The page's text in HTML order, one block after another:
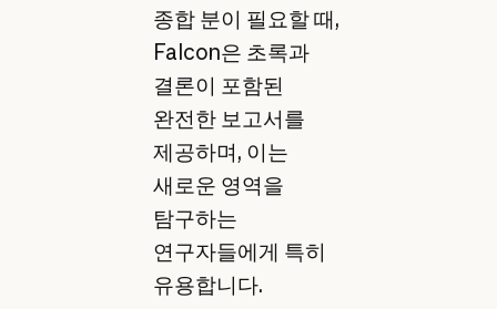
종합 분이 필요할 때,
Falcon은 초록과
결론이 포함된
완전한 보고서를
제공하며, 이는
새로운 영역을
탐구하는
연구자들에게 특히
유용합니다.